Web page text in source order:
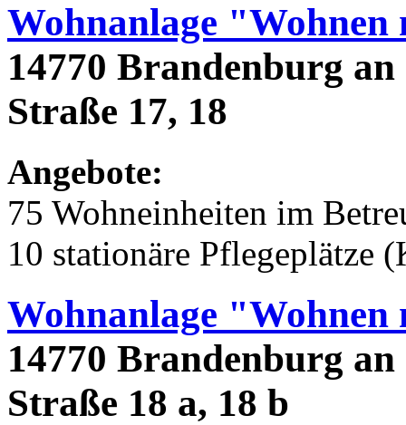
Wohnanlage "Wohnen
14770 Brandenburg
Straße 17, 18
Angebote:
75 Wohneinheiten im
10 stationäre Pflegeplätze
Wohnanlage "Wohnen
14770 Brandenburg
Straße 18 a, 18 b